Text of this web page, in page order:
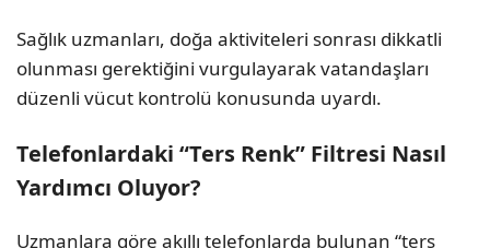
Sağlık uzmanları, doğa aktiviteleri sonrası dikkatli
olunması gerektiğini vurgulayarak vatandaşları
düzenli vücut kontrolü konusunda uyardı.
Telefonlardaki “Ters Renk” Filtresi Nasıl
Yardımcı Oluyor?
Uzmanlara göre akıllı telefonlarda bulunan “ters